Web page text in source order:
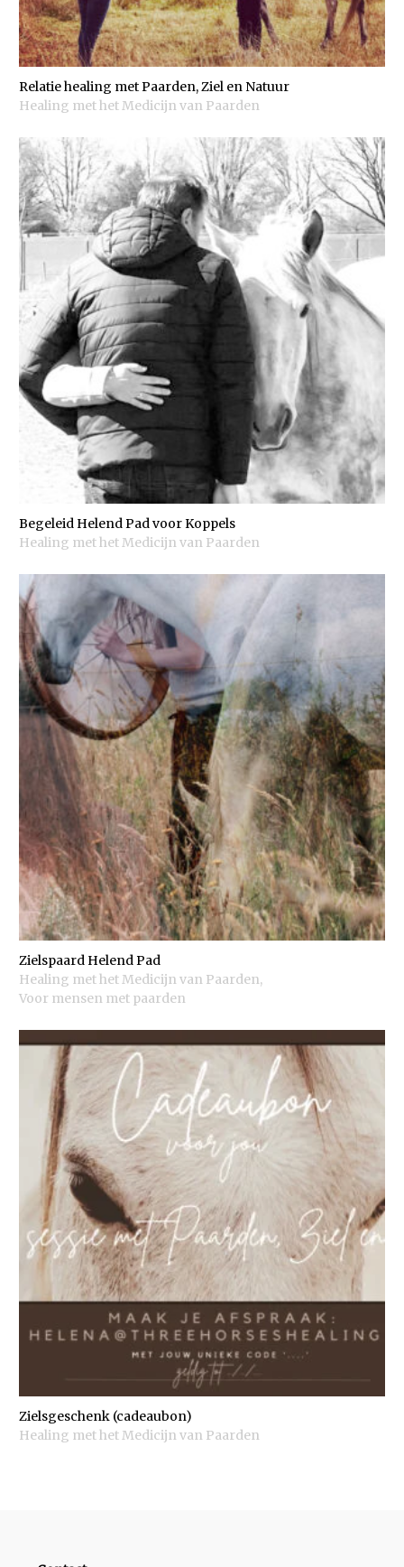
Relatie healing met Paarden, Ziel en Natuur
Healing met het Medicijn van Paarden
Begeleid Helend Pad voor Koppels
Healing met het Medicijn van Paarden
Zielspaard Helend Pad
Healing met het Medicijn van Paarden,
Voor mensen met paarden
Zielsgeschenk (cadeaubon)
Healing met het Medicijn van Paarden